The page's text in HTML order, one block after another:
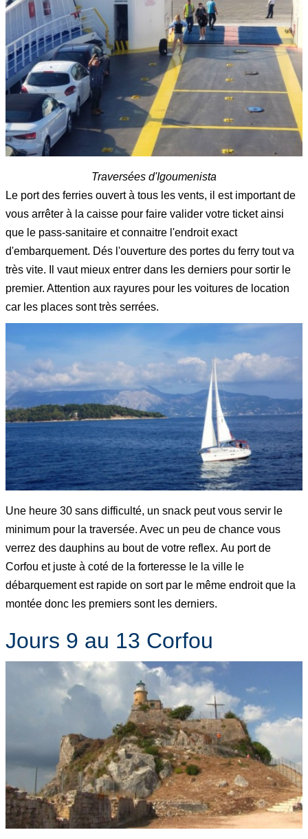
Traversées d'Igoumenista
Le port des ferries ouvert à tous les vents, il est important de
vous arrêter à la caisse pour faire valider votre ticket ainsi
que le pass-sanitaire et connaitre l'endroit exact
d'embarquement. Dés l'ouverture des portes du ferry tout va
très vite. Il vaut mieux entrer dans les derniers pour sortir le
premier. Attention aux rayures pour les voitures de location
car les places sont très serrées.
Une heure 30 sans difficulté, un snack peut vous servir le
minimum pour la traversée. Avec un peu de chance vous
verrez des dauphins au bout de votre reflex. Au port de
Corfou et juste à coté de la forteresse le la ville le
débarquement est rapide on sort par le même endroit que la
montée donc les premiers sont les derniers.
Jours 9 au 13 Corfou